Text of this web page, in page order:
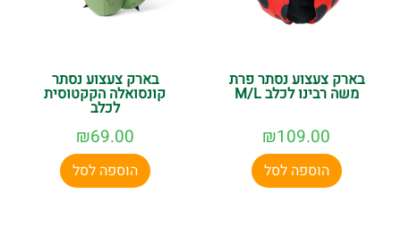
בארק צעצוע נסתר פרת
משה רבינו לכלב M/L
₪109.00
הוספה לסל
בארק צעצוע נסתר
קונסואלה הקקטוסית
לכלב
₪69.00
הוספה לסל